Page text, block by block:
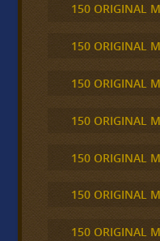
150 ORIGINAL
150 ORIGINAL
150 ORIGINAL
150 ORIGINAL
150 ORIGINAL
150 ORIGINAL
150 ORIGINAL